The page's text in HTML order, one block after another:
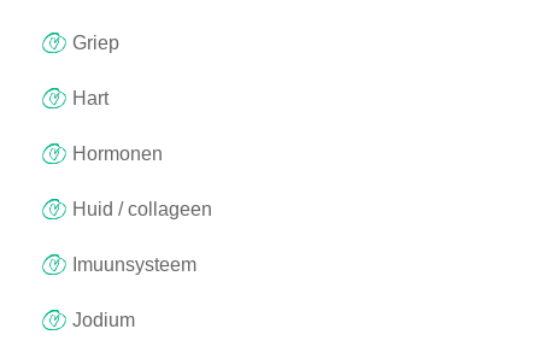
Griep
Hart
Hormonen
Huid / collageen
Imuunsysteem
Jodium